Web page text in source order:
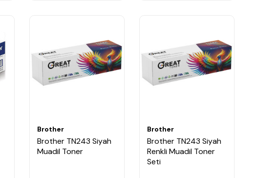
Brother
Brother TN243 Siyah
Muadil Toner
Brother
Brother TN243 Siyah
Renkli Muadil Toner
Seti